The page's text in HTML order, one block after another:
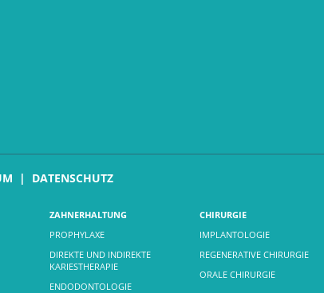
DATENSCHUTZ
ZAHNERHALTUNG
PROPHYLAXE
DIREKTE UND INDIREKTE
KARIESTHERAPIE
ENDODONTOLOGIE
CHIRURGIE
IMPLANTOLOGIE
REGENERATIVE CHIRURGIE
ORALE CHIRURGIE